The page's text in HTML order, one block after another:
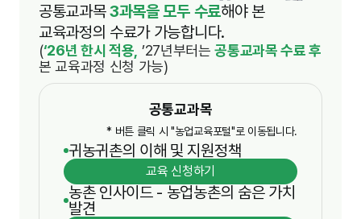
공통교과목3과목을 모두 수료해야 본
교육과정의 수료가 가능합니다.
(‘26년 한시 적용, ’27년부터는공통교과목 수료 후
본 교육과정 신청 가능)
공통교과목
귀농귀촌의 이해 및 지원정책
교육 신청하기
농촌 인사이드 - 농업농촌의 숨은 가치
발견
* 버튼 클릭 시 "농업교육포털"로 이동됩니다.